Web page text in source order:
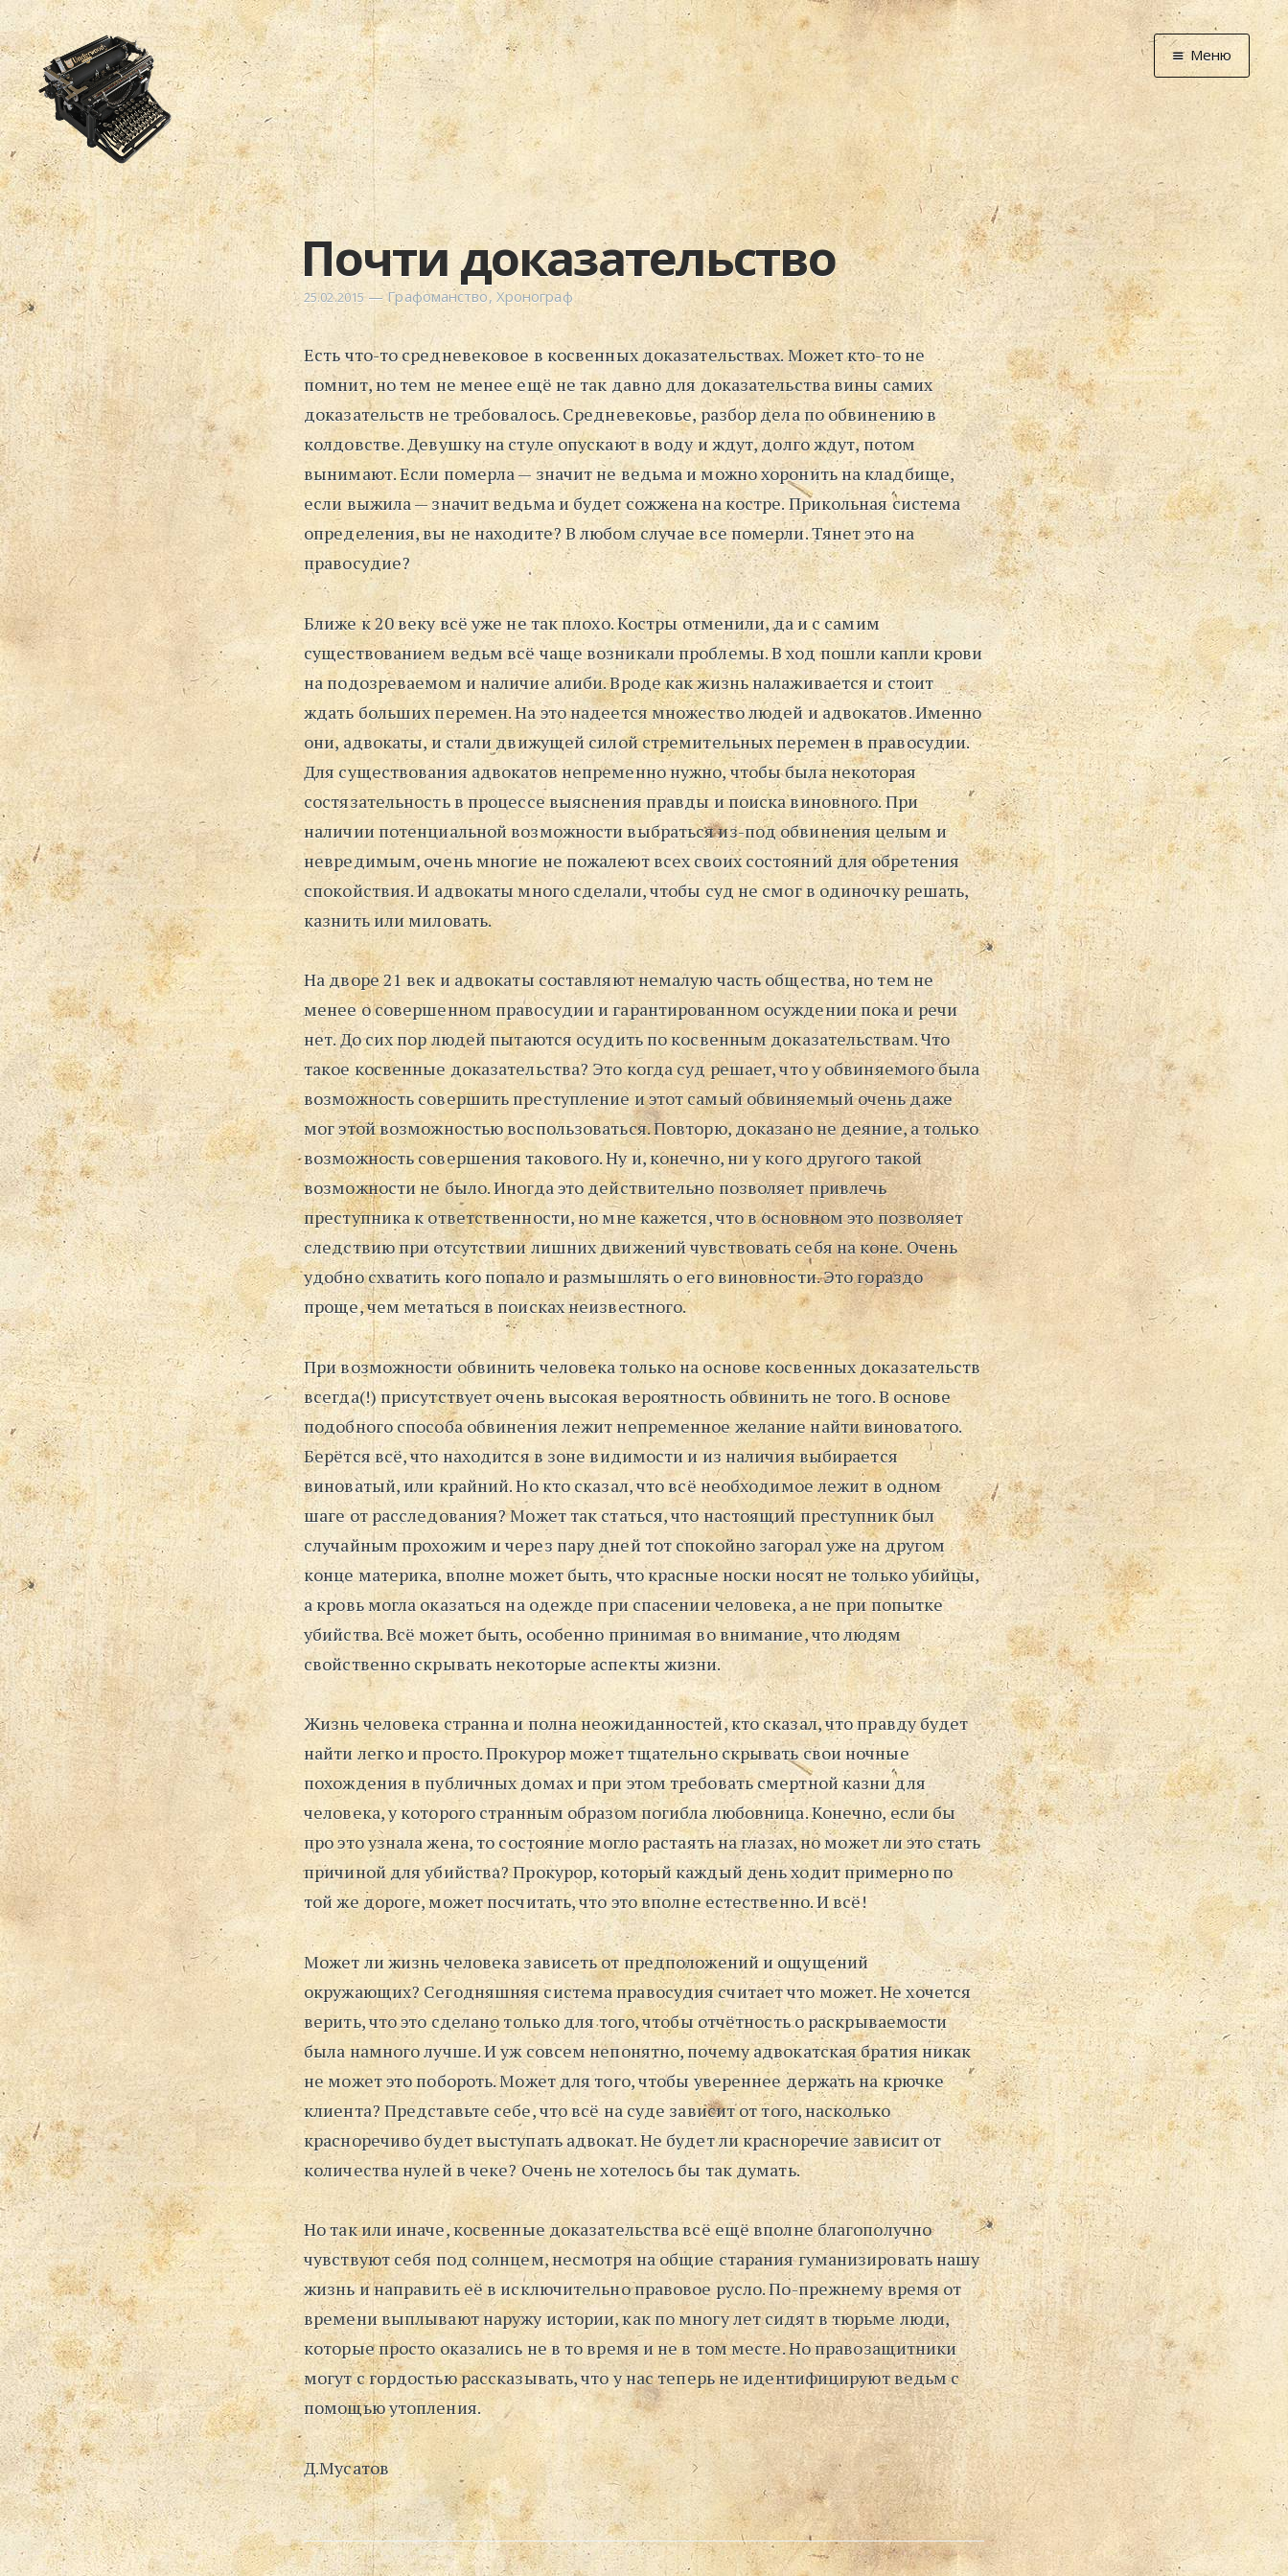
Главная
Новости
Графоманство
* Автотекст
*
* Хронограф
Арт-Рецензии
* Слушать
* Смотреть
* Читать
* По жизни
Блог
⋅
Поиск
Меню
Почти доказательство
25.02.2015 —Графоманство, Хронограф
Есть что-то средневековое в косвенных доказательствах. Может кто-то не
помнит, но тем не менее ещё не так давно для доказательства вины самих
доказательств не требовалось. Средневековье, разбор дела по обвинению в
колдовстве. Девушку на стуле опускают в воду и ждут, долго ждут, потом
вынимают. Если померла — значит не ведьма и можно хоронить на кладбище,
если выжила — значит ведьма и будет сожжена на костре. Прикольная система
определения, вы не находите? В любом случае все померли. Тянет это на
правосудие?
Ближе к 20 веку всё уже не так плохо. Костры отменили, да и с самим
существованием ведьм всё чаще возникали проблемы. В ход пошли капли крови
на подозреваемом и наличие алиби. Вроде как жизнь налаживается и стоит
ждать больших перемен. На это надеется множество людей и адвокатов. Именно
они, адвокаты, и стали движущей силой стремительных перемен в правосудии.
Для существования адвокатов непременно нужно, чтобы была некоторая
состязательность в процессе выяснения правды и поиска виновного. При
наличии потенциальной возможности выбраться из-под обвинения целым и
невредимым, очень многие не пожалеют всех своих состояний для обретения
спокойствия. И адвокаты много сделали, чтобы суд не смог в одиночку решать,
казнить или миловать.
На дворе 21 век и адвокаты составляют немалую часть общества, но тем не
менее о совершенном правосудии и гарантированном осуждении пока и речи
нет. До сих пор людей пытаются осудить по косвенным доказательствам. Что
такое косвенные доказательства? Это когда суд решает, что у обвиняемого была
возможность совершить преступление и этот самый обвиняемый очень даже
мог этой возможностью воспользоваться. Повторю, доказано не деяние, а только
возможность совершения такового. Ну и, конечно, ни у кого другого такой
возможности не было. Иногда это действительно позволяет привлечь
преступника к ответственности, но мне кажется, что в основном это позволяет
следствию при отсутствии лишних движений чувствовать себя на коне. Очень
удобно схватить кого попало и размышлять о его виновности. Это гораздо
проще, чем метаться в поисках неизвестного.
При возможности обвинить человека только на основе косвенных доказательств
всегда(!) присутствует очень высокая вероятность обвинить не того. В основе
подобного способа обвинения лежит непременное желание найти виноватого.
Берётся всё, что находится в зоне видимости и из наличия выбирается
виноватый, или крайний. Но кто сказал, что всё необходимое лежит в одном
шаге от расследования? Может так статься, что настоящий преступник был
случайным прохожим и через пару дней тот спокойно загорал уже на другом
конце материка, вполне может быть, что красные носки носят не только убийцы,
а кровь могла оказаться на одежде при спасении человека, а не при попытке
убийства. Всё может быть, особенно принимая во внимание, что людям
свойственно скрывать некоторые аспекты жизни.
Жизнь человека странна и полна неожиданностей, кто сказал, что правду будет
найти легко и просто. Прокурор может тщательно скрывать свои ночные
похождения в публичных домах и при этом требовать смертной казни для
человека, у которого странным образом погибла любовница. Конечно, если бы
про это узнала жена, то состояние могло растаять на глазах, но может ли это стать
причиной для убийства? Прокурор, который каждый день ходит примерно по
той же дороге, может посчитать, что это вполне естественно. И всё!
Может ли жизнь человека зависеть от предположений и ощущений
окружающих? Сегодняшняя система правосудия считает что может. Не хочется
верить, что это сделано только для того, чтобы отчётность о раскрываемости
была намного лучше. И уж совсем непонятно, почему адвокатская братия никак
не может это побороть. Может для того, чтобы увереннее держать на крючке
клиента? Представьте себе, что всё на суде зависит от того, насколько
красноречиво будет выступать адвокат. Не будет ли красноречие зависит от
количества нулей в чеке? Очень не хотелось бы так думать.
Но так или иначе, косвенные доказательства всё ещё вполне благополучно
чувствуют себя под солнцем, несмотря на общие старания гуманизировать нашу
жизнь и направить её в исключительно правовое русло. По-прежнему время от
времени выплывают наружу истории, как по многу лет сидят в тюрьме люди,
которые просто оказались не в то время и не в том месте. Но правозащитники
могут с гордостью рассказывать, что у нас теперь не идентифицируют ведьм с
помощью утопления.
Д.Мусатов